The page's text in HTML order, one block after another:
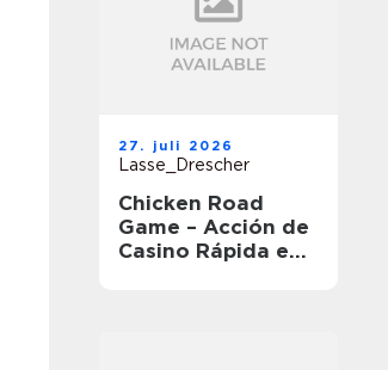
27. juli 2026
Lasse_Drescher
Chicken Road
Game – Acción de
Casino Rápida en